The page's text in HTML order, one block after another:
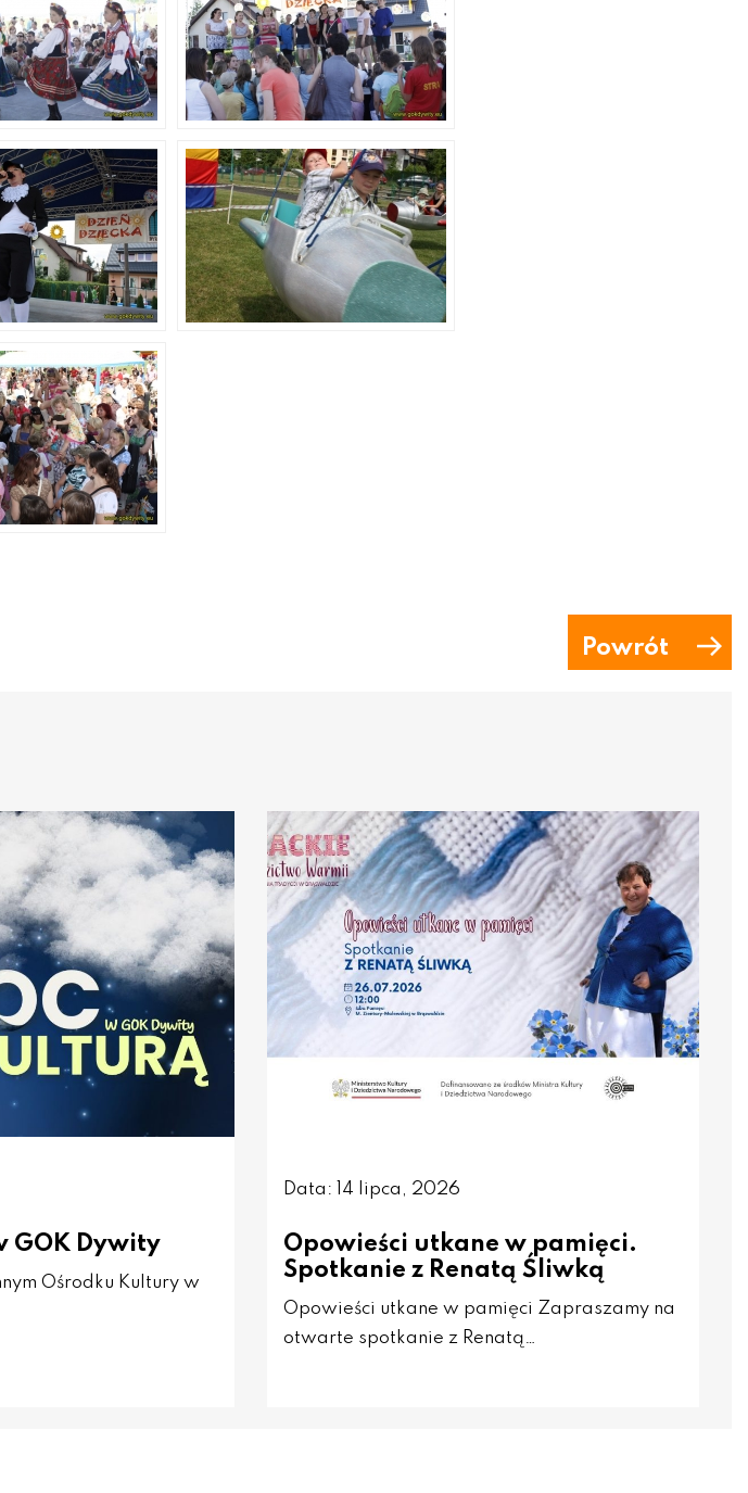
Powrót
GOK Dywity
Ośrodku Kultury w
Data: 14 lipca, 2026
Opowieści utkane w pamięci.
Spotkanie z Renatą Śliwką
Opowieści utkane w pamięci Zapraszamy na
otwarte spotkanie z Renatą…